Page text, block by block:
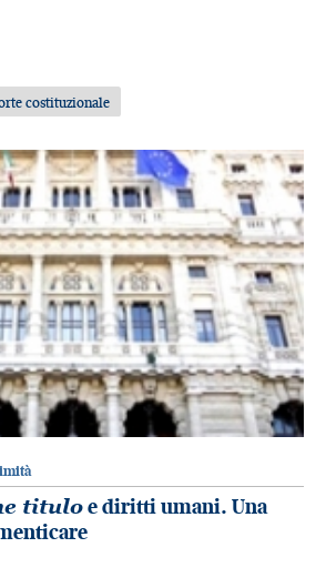
costituzionale
tituloe diritti umani. Una